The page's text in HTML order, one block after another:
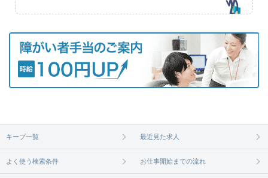
キープ一覧 最近見た求人
よく使う検索条件 お仕事開始までの流れ